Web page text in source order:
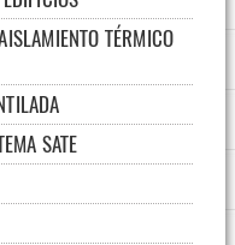
TÉRMICO
SATE